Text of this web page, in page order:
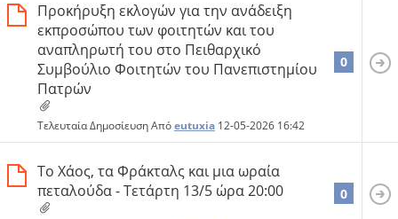
Προκήρυξη εκλογών για την ανάδειξη
εκπροσώπου των φοιτητών και του
αναπληρωτή του στο Πειθαρχικό
Συμβούλιο Φοιτητών του Πανεπιστημίου
Πατρών
Τελευταία Δημοσίευση Απόeutuxia 12-05-2026 16:42
0
Το Χάος, τα Φράκταλς και μια ωραία
πεταλούδα - Τετάρτη 13/5 ώρα 20:00
0